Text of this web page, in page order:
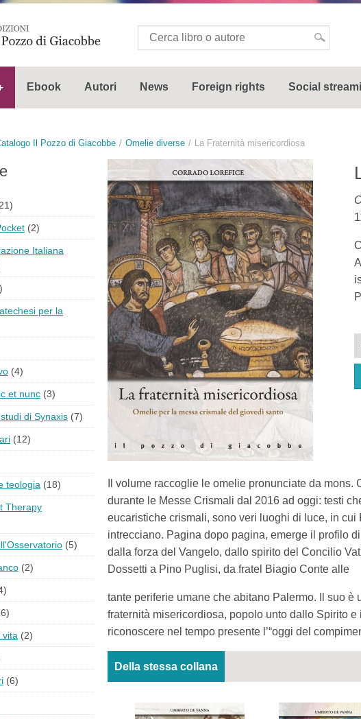
Ebook Autori News Foreign rights Social
Il Pozzo di Giacobbe Omelie diverse La Fraternità misericordiosa
Il volume raccoglie le omelie pronunciate da
durante le Messe Crismali dal 2016 ad oggi: testi
eucaristiche crismali, sono veri luoghi di luce, in
intrecciano. Pagina dopo pagina, emerge il profilo
dalla forza del Vangelo, dallo spirito del Concilio
Dossetti a Pino Puglisi, da fratel Biagio Conte alle
tante periferie umane che abitano Palermo. Il suo
fraternità misericordiosa, popolo unto dallo Spirito
riconoscere nel tempo presente l’“oggi del
Della stessa collana
(2)
Italiana
per la
(4)
et nunc (3)
di Synaxis (7)
(12)
teologia (18)
Therapy
(5)
(2)
vita (2)
(6)